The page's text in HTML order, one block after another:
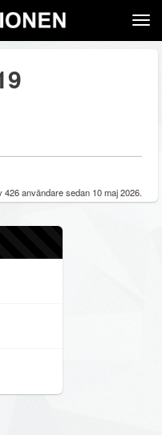
426 användare sedan 10 maj 2026.